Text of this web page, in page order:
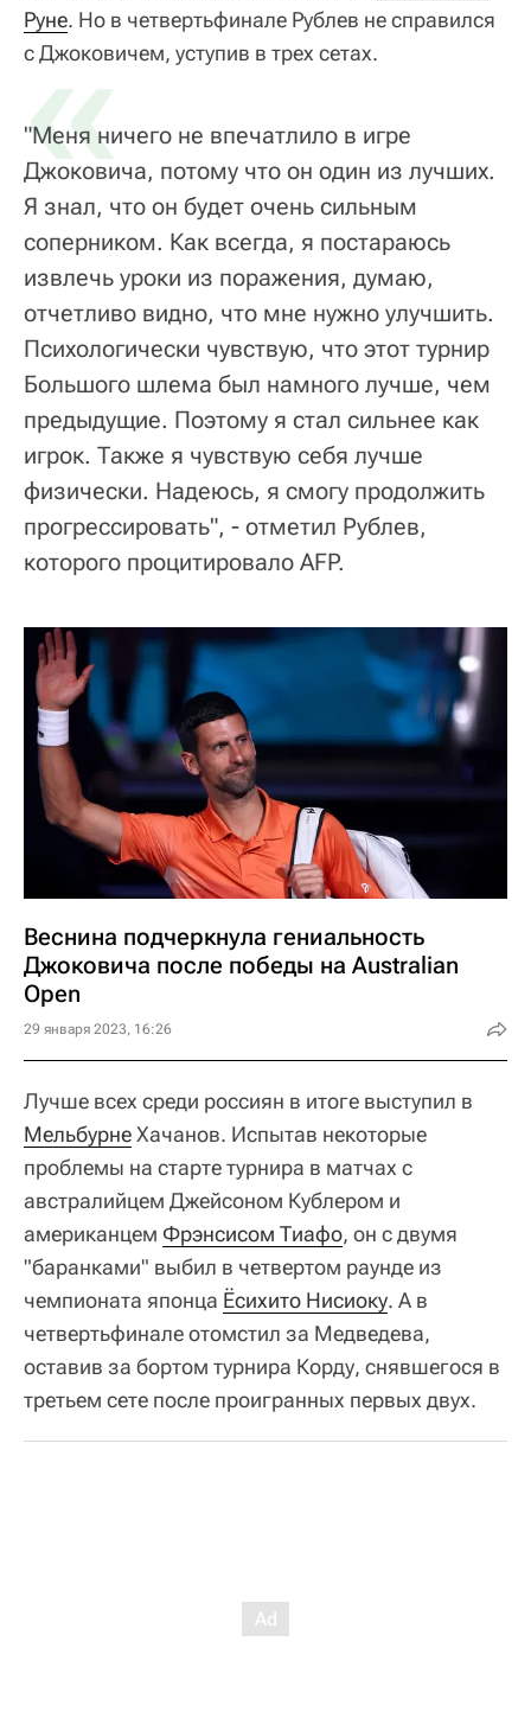
Руне. Но в четвертьфинале Рублев не справился
с Джоковичем, уступив в трех сетах.
«
"Меня ничего не впечатлило в игре
Джоковича, потому что он один из лучших.
Я знал, что он будет очень сильным
соперником. Как всегда, я постараюсь
извлечь уроки из поражения, думаю,
отчетливо видно, что мне нужно улучшить.
Психологически чувствую, что этот турнир
Большого шлема был намного лучше, чем
предыдущие. Поэтому я стал сильнее как
игрок. Также я чувствую себя лучше
физически. Надеюсь, я смогу продолжить
прогрессировать", - отметил Рублев,
которого процитировало AFP.
Веснина подчеркнула гениальность
Джоковича после победы на Australian
Open
29 января 2023, 16:26
Лучше всех среди россиян в итоге выступил в
МельбурнеХачанов. Испытав некоторые
проблемы на старте турнира в матчах с
австралийцем Джейсоном Кублером и
американцем Фрэнсисом Тиафо, он с двумя
"баранками" выбил в четвертом раунде из
чемпионата японца Ёсихито Нисиоку. А в
четвертьфинале отомстил за Медведева,
оставив за бортом турнира Корду, снявшегося в
третьем сете после проигранных первых двух.